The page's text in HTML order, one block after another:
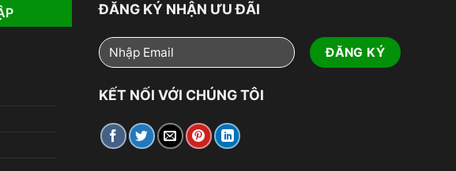
ĐĂNG KÝ NHẬN ƯU ĐÃI
KẾT NỐI VỚI CHÚNG TÔI